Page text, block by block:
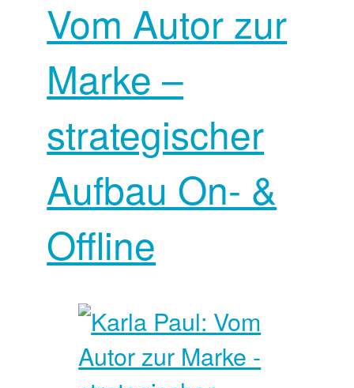
Vom Autor zur
Marke –
strategischer
Aufbau On- &
Offline